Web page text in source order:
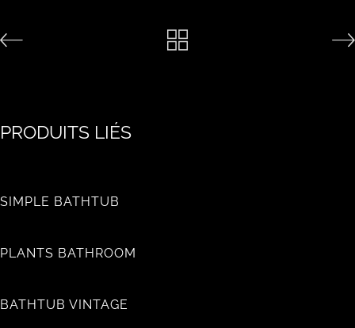
PRODUITS LIÉS
SIMPLE BATHTUB
PLANTS BATHROOM
BATHTUB VINTAGE